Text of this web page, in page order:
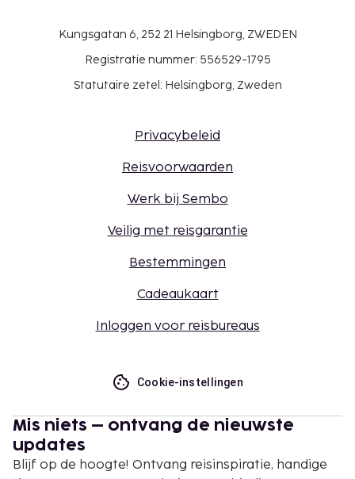
Kungsgatan 6, 252 21 Helsingborg, ZWEDEN
Registratie nummer: 556529-1795
Statutaire zetel: Helsingborg, Zweden
Privacybeleid
Reisvoorwaarden
Werk bij Sembo
Veilig met reisgarantie
Bestemmingen
Cadeaukaart
Inloggen voor reisbureaus
Cookie-instellingen
Mis niets – ontvang de nieuwste
updates
Blijf op de hoogte! Ontvang reisinspiratie, handige